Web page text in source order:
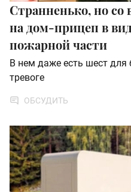
Странненько, но со
на дом-прицеп в
пожарной части
В нем даже есть шест для
тревоге
ОБСУДИТЬ